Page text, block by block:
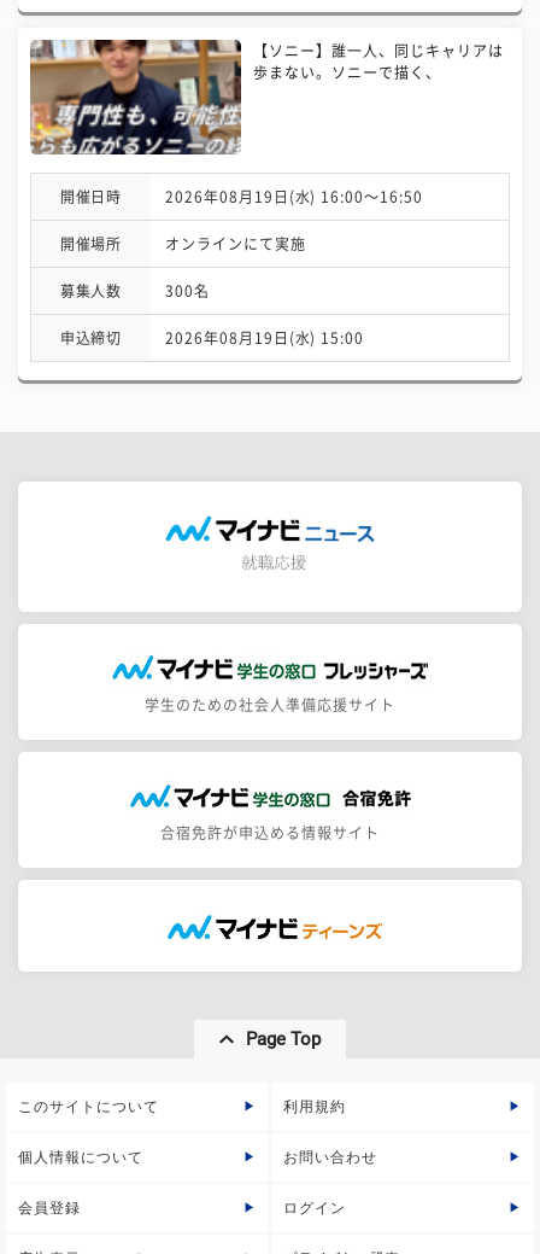
【ソニー】誰一人、同じキャリアは
歩まない。ソニーで描く、
開催日時 2026年08月19日(水) 16:00〜16:50
開催場所 オンラインにて実施
募集人数 300名
申込締切 2026年08月19日(水) 15:00
学生のための社会人準備応援サイト
合宿免許が申込める情報サイト
Page Top
このサイトについて 利用規約
個人情報について お問い合わせ
会員登録 ログイン